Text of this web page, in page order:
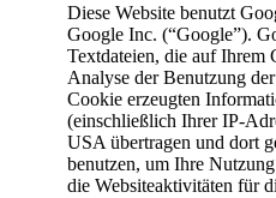
Diese Website benutzt
Google Inc. (“Google”).
Textdateien, die auf Ihrem
Analyse der Benutzung
Cookie erzeugten
(einschließlich Ihrer IP-
USA übertragen und dort
benutzen, um Ihre
die Websiteaktivitäten für